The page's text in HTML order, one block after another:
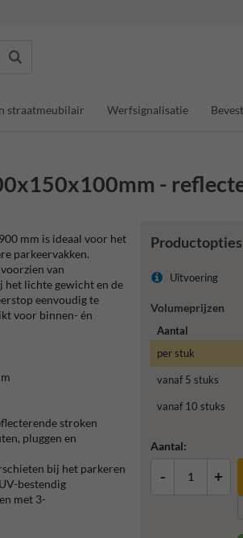
straatmeubilair Werfsignalisatie
-
Productopties
Uitvoering
Volumeprijzen
Aantal
per stuk
vanaf 5 stuks
vanaf 10 stuks
Aantal:
- +
mm is ideaal voor het
parkeervakken.
van
het lichte gewicht en de
eenvoudig te
voor binnen- én
stroken
pluggen en
bij het parkeren
bestendig
met 3-